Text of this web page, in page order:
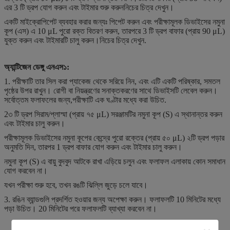
এর 3 টি ড্রপ যোগ করুন এবং টাইমার শুরু করুননিচের চিত্র দেখুন।
একটি মাইক্রোপিপেট ব্যবহার করার জন্যঃ পিপেট করুন এবং পরীক্ষামূলক ডিভাইসের নমুনা
কূপ (এস) এ 10 μL পুরো রক্ত বিতরণ করুন, তারপরে 3 টি ড্রপ বাফার (প্রায় 90 μL)
যুক্ত করুন এবং টাইমারটি চালু করুন।নিচের চিত্র দেখুন.
অ্যান্টিজেন ডেঙ্গু এনএস১:
1. পরীক্ষাটি তার সিল করা প্যাকেজ থেকে সরিয়ে নিন, এবং এটি একটি পরিষ্কার, সমতল
পৃষ্ঠের উপর রাখুন। রোগী বা নিয়ন্ত্রণের সনাক্তকরণের সাথে ডিভাইসটি লেবেল করুন।
সর্বোত্তম ফলাফলের জন্য,পরীক্ষাটি এক ঘণ্টার মধ্যে করা উচিত.
2৩ টি ড্রপ সিরাম/প্লাস্মা (প্রায় ৭৫ μL) সরঞ্জামটির নমুনা কূপ (S) এ স্থানান্তর করুন
এবং টাইমার চালু করুন।
পরীক্ষামূলক ডিভাইসের নমুনা কূপের কেন্দ্রে পুরো রক্তের (প্রায় ৫০ μL) ২টি ড্রপ পড়ার
অনুমতি দিন, তারপর 1 ড্রপ বাফার যোগ করুন এবং টাইমার চালু করুন।
নমুনা কূপ (S) এ বায়ু বুদবুদ আটকে রাখা এড়িয়ে চলুন এবং ফলাফল এলাকায় কোন সমাধান
যোগ করবেন না।
যখন পরীক্ষা শুরু হবে, তখন রঙটি ঝিল্লি জুড়ে চলে যাবে।
3. রঙিন ব্যান্ডগুলি প্রদর্শিত হওয়ার জন্য অপেক্ষা করুন। ফলাফলটি 10 মিনিটের মধ্যে
পড়া উচিত। 20 মিনিটের পরে ফলাফলটি ব্যাখ্যা করবেন না।